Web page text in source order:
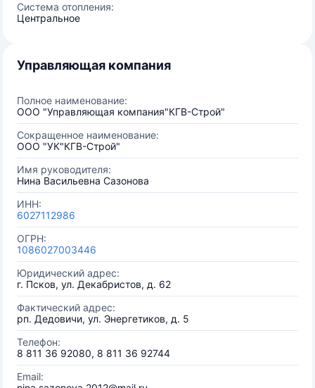
Система отопления:
Центральное
Управляющая компания
Полное наименование:
ООО "Управляющая компания"КГВ-Строй"
Сокращенное наименование:
ООО "УК"КГВ-Строй"
Имя руководителя:
Нина Васильевна Сазонова
ИНН:
6027112986
ОГРН:
1086027003446
Юридический адрес:
г. Псков, ул. Декабристов, д. 62
Фактический адрес:
рп. Дедовичи, ул. Энергетиков, д. 5
Телефон:
8 811 36 92080, 8 811 36 92744
Email: